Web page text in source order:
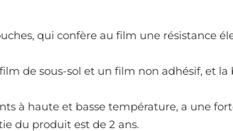
qui confère au film une résistance
de sous-sol et un film non adhésif, et
à haute et basse température, a une
du produit est de 2 ans.